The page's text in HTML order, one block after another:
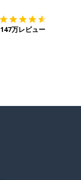
147万レビュー